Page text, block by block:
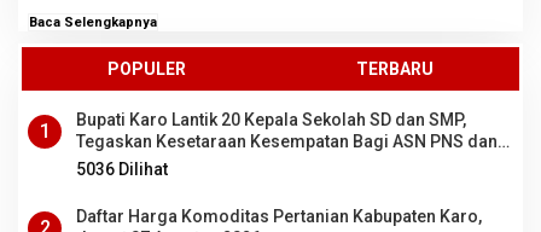
Baca Selengkapnya
POPULER TERBARU
1
Bupati Karo Lantik 20 Kepala Sekolah SD dan SMP,
Tegaskan Kesetaraan Kesempatan Bagi ASN PNS dan
PPPK
5036 Dilihat
Daftar Harga Komoditas Pertanian Kabupaten Karo,